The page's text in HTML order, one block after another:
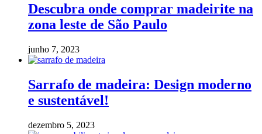
Descubra onde comprar madeirite na
zona leste de São Paulo
junho 7, 2023
Sarrafo de madeira: Design moderno
e sustentável!
dezembro 5, 2023